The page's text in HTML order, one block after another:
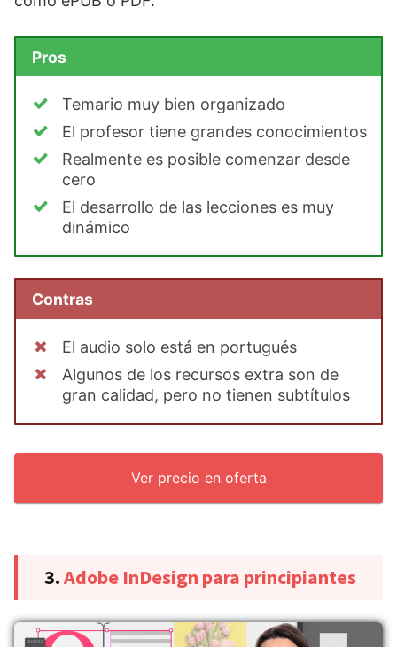
Pros
Temario muy bien organizado
El profesor tiene grandes conocimientos
Realmente es posible comenzar desde
cero
El desarrollo de las lecciones es muy
dinámico
Contras
El audio solo está en portugués
Algunos de los recursos extra son de
gran calidad, pero no tienen subtítulos
Ver precio en oferta
3.Adobe InDesign para principiantes